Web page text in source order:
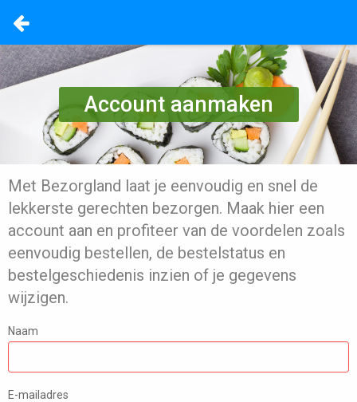
Account aanmaken
Met Bezorgland laat je eenvoudig en snel de
lekkerste gerechten bezorgen. Maak hier een
account aan en profiteer van de voordelen zoals
eenvoudig bestellen, de bestelstatus en
bestelgeschiedenis inzien of je gegevens
wijzigen.
Naam
E-mailadres